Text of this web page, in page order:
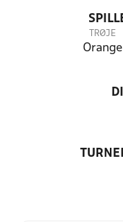
TRØJE
Orange